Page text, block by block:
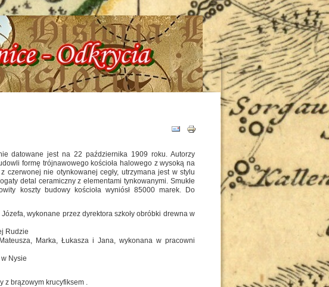
481-116 !!! Historia - Tajemnice - Odkrycia !!!
datowane jest na 22 października 1909 roku. Autorzy
formę trójnawowego kościoła halowego z wysoką na
czerwonej nie otynkowanej cegły, utrzymana jest w stylu
detal ceramiczny z elementami tynkowanymi. Smukłe
koszty budowy kościoła wyniósł 85000 marek. Do
wykonane przez dyrektora szkoły obróbki drewna w
Rudzie
Marka, Łukasza i Jana, wykonana w pracowni
Nysie
z brązowym krucyfiksem .